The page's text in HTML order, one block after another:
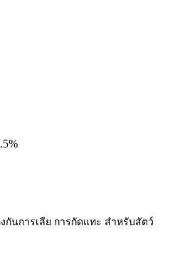
นการเลีย การกัดแทะ สำหรับสัตว์